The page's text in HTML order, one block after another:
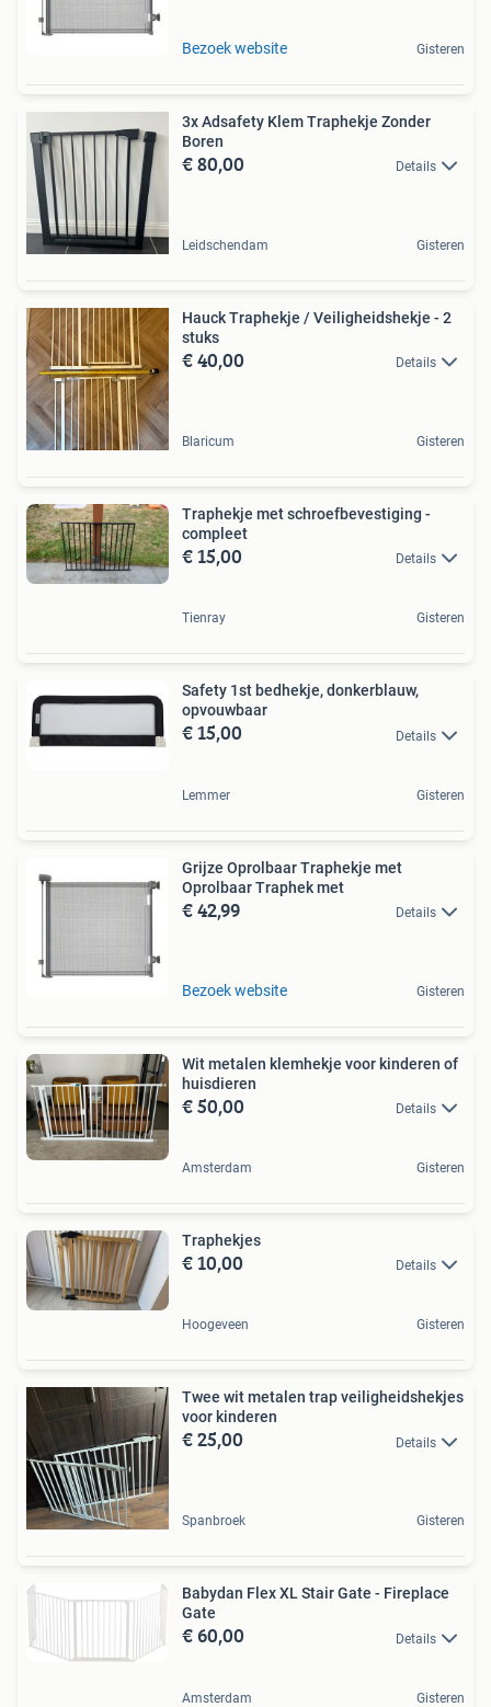
Bezoek website Gisteren
3x Adsafety Klem Traphekje Zonder
Boren
€ 80,00 Details
Leidschendam Gisteren
Hauck Traphekje / Veiligheidshekje - 2
stuks
€ 40,00 Details
Blaricum Gisteren
Traphekje met schroefbevestiging -
compleet
€ 15,00 Details
Tienray Gisteren
Safety 1st bedhekje, donkerblauw,
opvouwbaar
€ 15,00 Details
Lemmer Gisteren
Grijze Oprolbaar Traphekje met
Oprolbaar Traphek met
€ 42,99 Details
Bezoek website Gisteren
Wit metalen klemhekje voor kinderen of
huisdieren
€ 50,00 Details
Amsterdam Gisteren
Traphekjes
€ 10,00 Details
Hoogeveen Gisteren
Twee wit metalen trap veiligheidshekjes
voor kinderen
€ 25,00 Details
Spanbroek Gisteren
Babydan Flex XL Stair Gate - Fireplace
Gate
€ 60,00 Details
Amsterdam Gisteren